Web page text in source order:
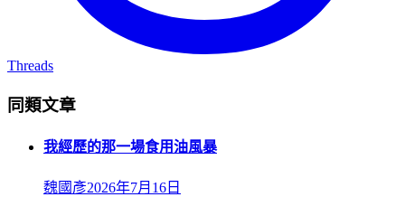
Threads
同類文章
我經歷的那一場食用油風暴
魏國彥2026年7月16日